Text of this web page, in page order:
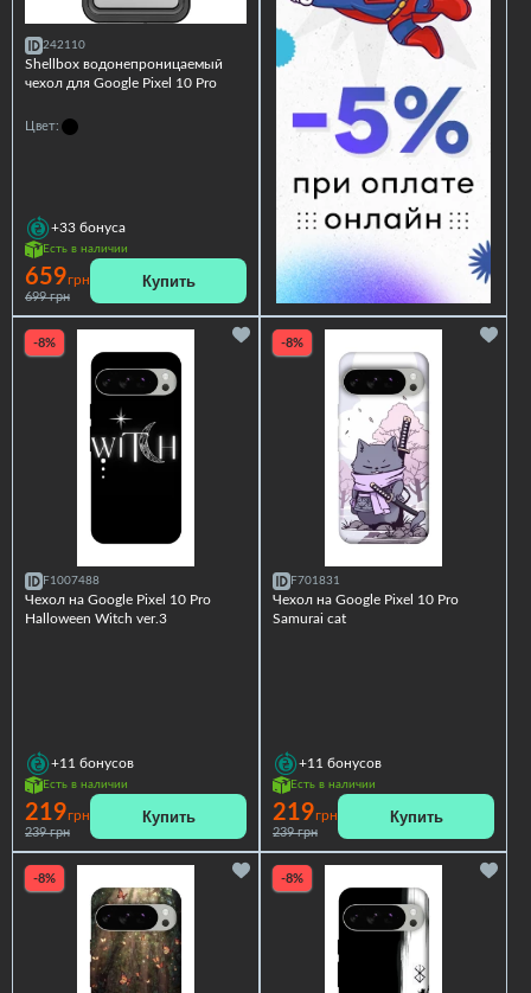
242110
Shellbox водонепроницаемый
чехол для Google Pixel 10 Pro
Цвет:
+33 бонуса
Есть в наличии
659грн
699 грн
Купить
-8%
F1007488
Чехол на Google Pixel 10 Pro
Halloween Witch ver.3
+11 бонусов
Есть в наличии
219грн
239 грн
Купить
-8%
F701831
Чехол на Google Pixel 10 Pro
Samurai cat
+11 бонусов
Есть в наличии
219грн
239 грн
Купить
-8% -8%